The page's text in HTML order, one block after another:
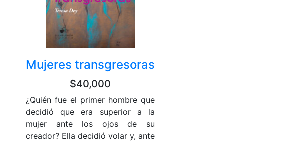
Mujeres transgresoras
$40,000
¿Quién fue el primer hombre que
decidió que era superior a la
mujer ante los ojos de su
creador? Ella decidió volar y, ante